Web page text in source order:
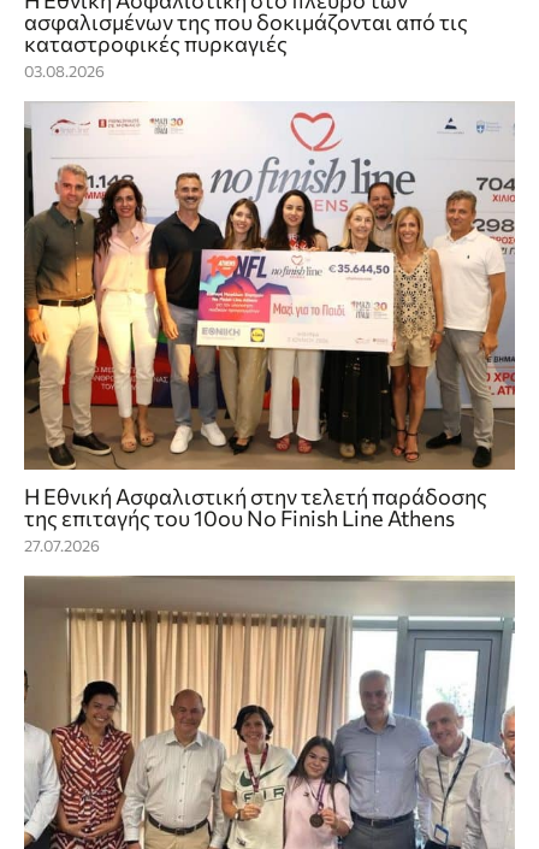
ασφαλισμένων της που δοκιμάζονται από τις
καταστροφικές πυρκαγιές
03.08.2026
Η Εθνική Ασφαλιστική στην τελετή παράδοσης
της επιταγής του 10ου No Finish Line Athens
27.07.2026